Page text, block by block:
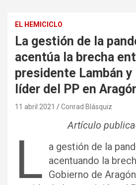
EL HEMICICLO
La gestión de la
acentúa la brecha
presidente Lambán
líder del PP en
11 abril 2021 Conrad Blásquiz
Artículo
L a gestión de la
acentuando la
Gobierno de